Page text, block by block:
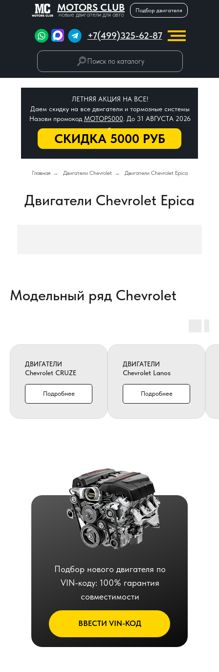
MOTORS CLUB
новые двигатели для авто
Подбор двигателя
+7(499)325-62-87
Поиск по каталогу
СКИДКА 5000 РУБ
ЛЕТНЯЯ АКЦИЯ НА ВСЕ!
Даем скидку на все двигатели и тормозные системы
Назови промокод МОТОР5000. До 31 АВГУСТА 2026
г.
Главная → Двигатели Chevrolet → Двигатели Chevrolet Epica
Двигатели Chevrolet Epica
Модельный ряд Chevrolet
ДВИГАТЕЛИ
Chevrolet CRUZE
Подробнее
ДВИГАТЕЛИ
Chevrolet Lanos
Подробнее
ВВЕСТИ VIN-КОД
Подбор нового двигателя по
VIN-коду: 100% гарантия
совместимости